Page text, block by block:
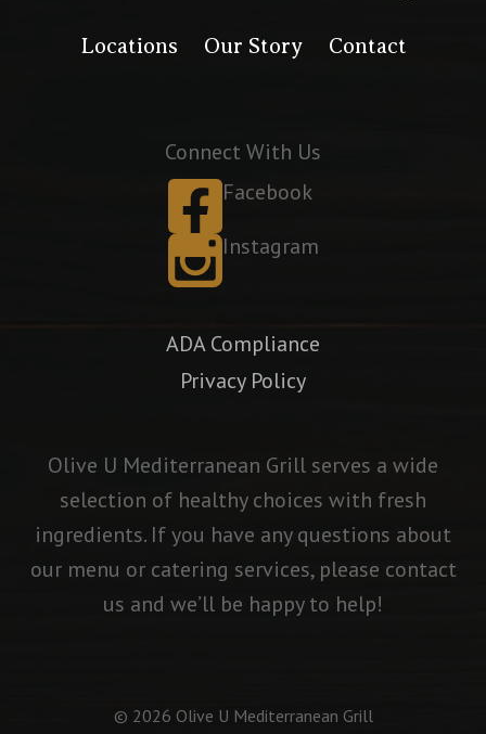
Locations Our Story Contact
Olive U Mediterranean Grill serves a wide
selection of healthy choices with fresh
ingredients. If you have any questions about
our menu or catering services, please contact
us and we’ll be happy to help!
ADA Compliance
Privacy Policy
Connect With Us
Facebook
Instagram
© 2026 Olive U Mediterranean Grill